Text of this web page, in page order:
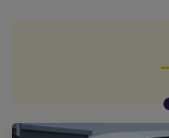
Mercedes indétrônable